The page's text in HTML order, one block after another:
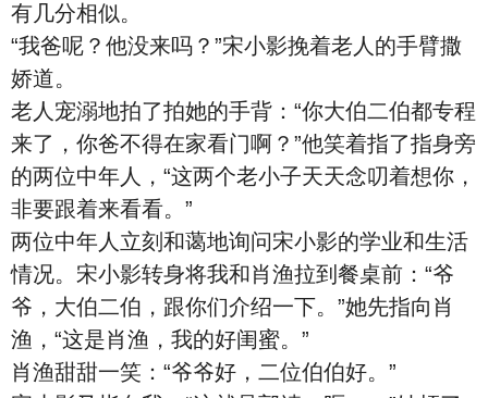
有几分相似。
“我爸呢？他没来吗？”宋小影挽着老人的手臂撒
娇道。
老人宠溺地拍了拍她的手背：“你大伯二伯都专程
来了，你爸不得在家看门啊？”他笑着指了指身旁
的两位中年人，“这两个老小子天天念叨着想你，
非要跟着来看看。”
两位中年人立刻和蔼地询问宋小影的学业和生活
情况。宋小影转身将我和肖渔拉到餐桌前：“爷
爷，大伯二伯，跟你们介绍一下。”她先指向肖
渔，“这是肖渔，我的好闺蜜。”
肖渔甜甜一笑：“爷爷好，二位伯伯好。”